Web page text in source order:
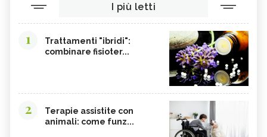
I più letti
1
Trattamenti "ibridi":
combinare fisioter...
2
Terapie assistite con
animali: come funz...